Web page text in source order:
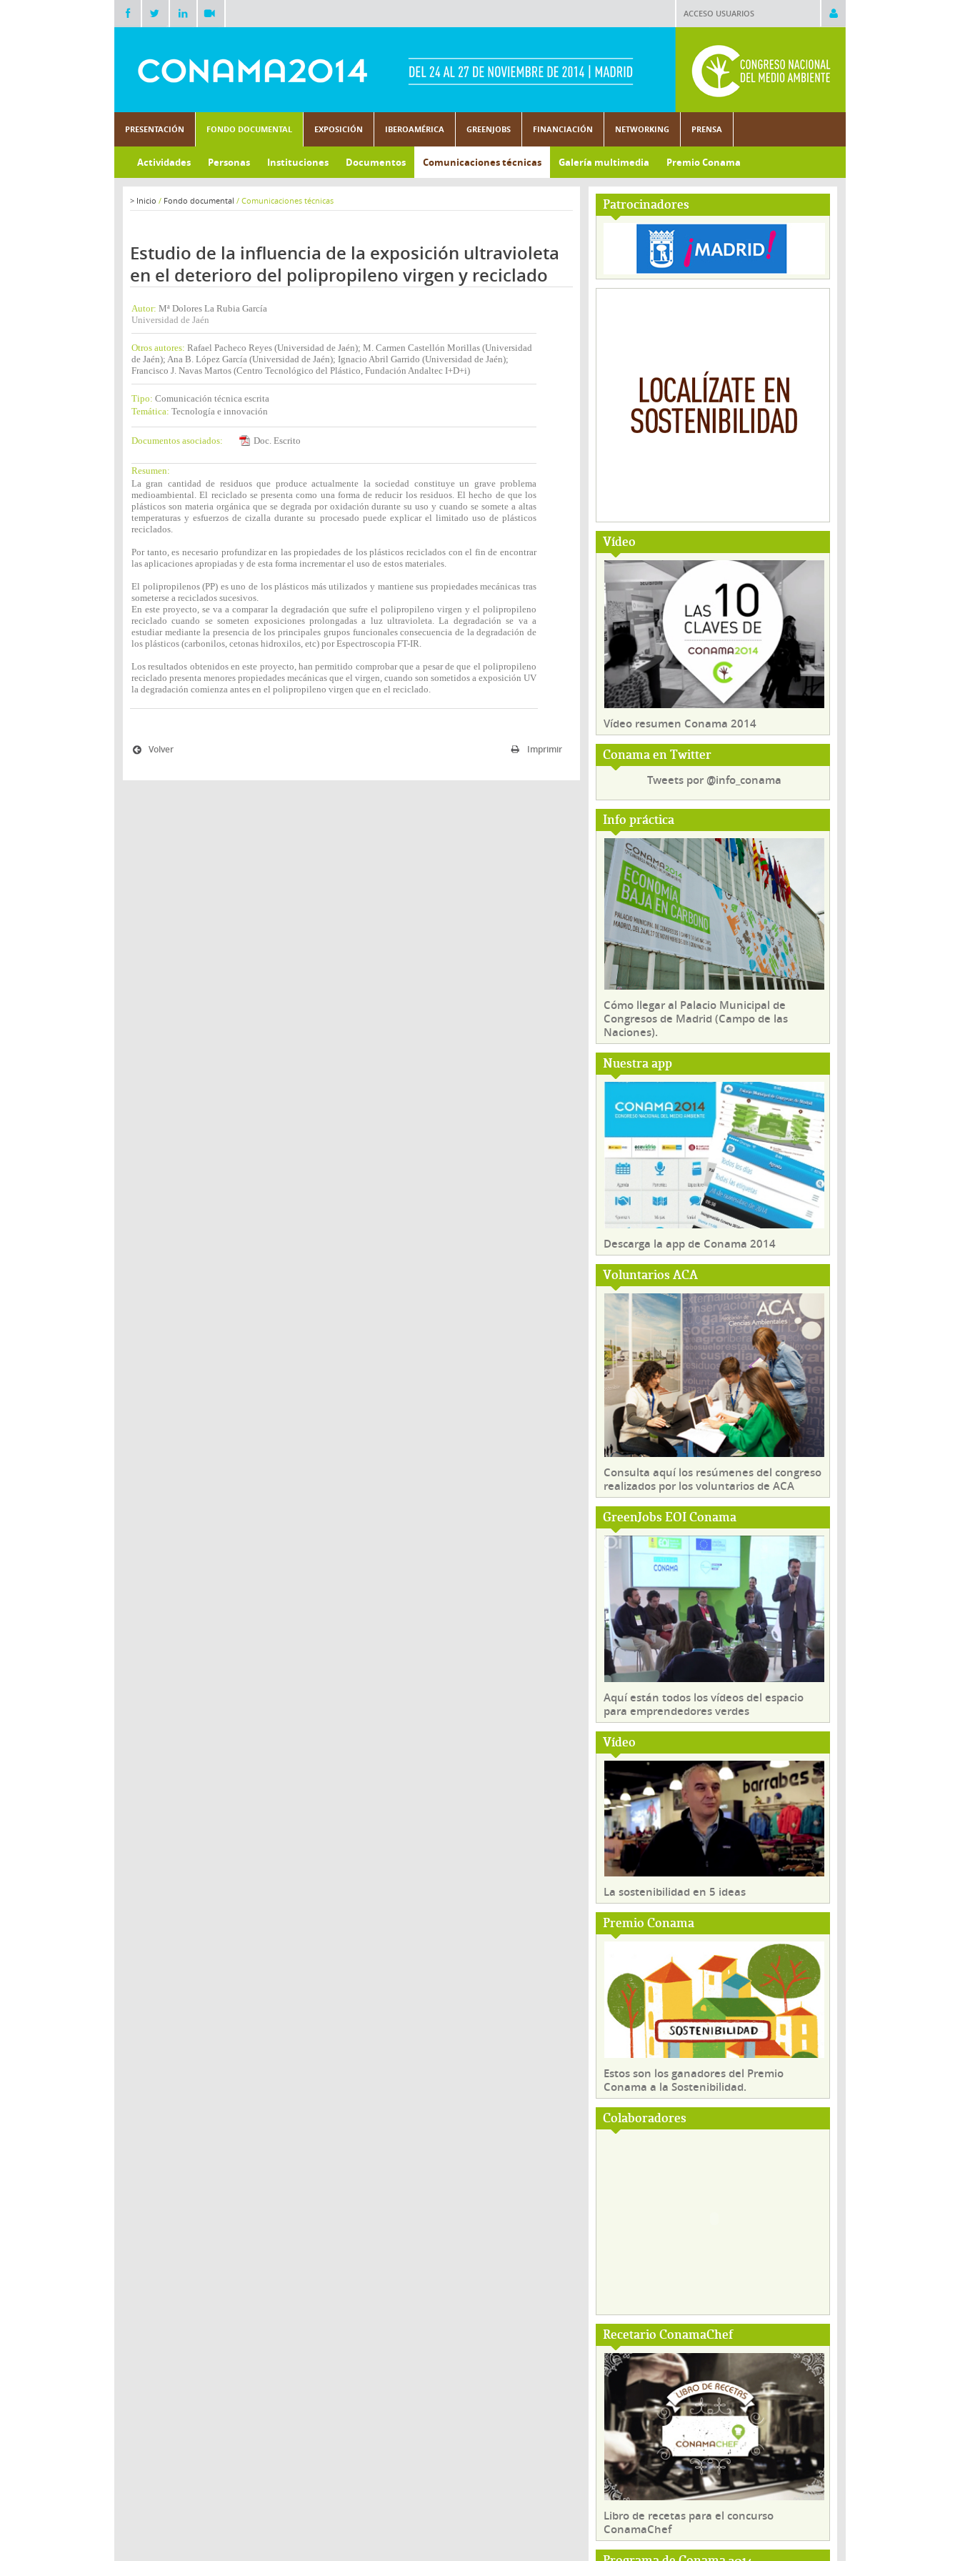
ACCESO USUARIOS
PRESENTACIÓN FONDO DOCUMENTAL EXPOSICIÓN IBEROAMÉRICA GREENJOBS FINANCIACIÓN NETWORKING PRENSA
Actividades Personas Instituciones Documentos Comunicaciones técnicas Galería multimedia Premio Conama
Patrocinadores
Vídeo
Vídeo resumen Conama 2014
Conama en Twitter
Tweets por @info_conama
Info práctica
Cómo llegar al Palacio Municipal de
Congresos de Madrid (Campo de las
Naciones).
Nuestra app
Descarga la app de Conama 2014
Voluntarios ACA
Consulta aquí los resúmenes del congreso
realizados por los voluntarios de ACA
GreenJobs EOI Conama
Aquí están todos los vídeos del espacio
para emprendedores verdes
Vídeo
La sostenibilidad en 5 ideas
Premio Conama
Estos son los ganadores del Premio
Conama a la Sostenibilidad.
Colaboradores
Recetario ConamaChef
Libro de recetas para el concurso
ConamaChef
> Inicio / Fondo documental / Comunicaciones técnicas
Estudio de la influencia de la exposición ultravioleta
en el deterioro del polipropileno virgen y reciclado
Autor: Mª Dolores La Rubia García
Universidad de Jaén
Otros autores: Rafael Pacheco Reyes (Universidad de Jaén); M. Carmen Castellón Morillas (Universidad
de Jaén); Ana B. López García (Universidad de Jaén); Ignacio Abril Garrido (Universidad de Jaén);
Francisco J. Navas Martos (Centro Tecnológico del Plástico, Fundación Andaltec I+D+i)
Tipo: Comunicación técnica escrita
Temática: Tecnología e innovación
Documentos asociados: Doc. Escrito
Resumen:
La gran cantidad de residuos que produce actualmente la sociedad constituye un grave problema
medioambiental. El reciclado se presenta como una forma de reducir los residuos. El hecho de que los
plásticos son materia orgánica que se degrada por oxidación durante su uso y cuando se somete a altas
temperaturas y esfuerzos de cizalla durante su procesado puede explicar el limitado uso de plásticos
reciclados.
Por tanto, es necesario profundizar en las propiedades de los plásticos reciclados con el fin de encontrar
las aplicaciones apropiadas y de esta forma incrementar el uso de estos materiales.
El polipropilenos (PP) es uno de los plásticos más utilizados y mantiene sus propiedades mecánicas tras
someterse a reciclados sucesivos.
En este proyecto, se va a comparar la degradación que sufre el polipropileno virgen y el polipropileno
reciclado cuando se someten exposiciones prolongadas a luz ultravioleta. La degradación se va a
estudiar mediante la presencia de los principales grupos funcionales consecuencia de la degradación de
los plásticos (carbonilos, cetonas hidroxilos, etc) por Espectroscopia FT-IR.
Los resultados obtenidos en este proyecto, han permitido comprobar que a pesar de que el polipropileno
reciclado presenta menores propiedades mecánicas que el virgen, cuando son sometidos a exposición UV
la degradación comienza antes en el polipropileno virgen que en el reciclado.
Imprimir
Volver